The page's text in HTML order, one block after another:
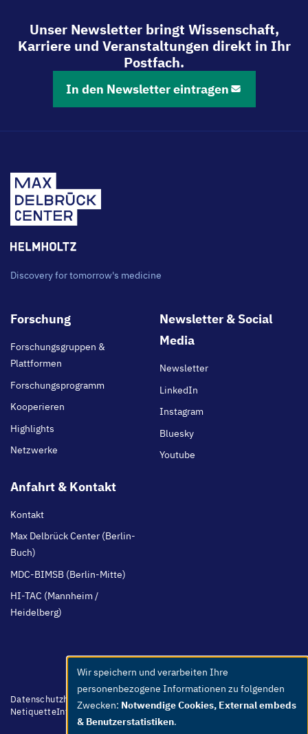
Unser Newsletter bringt Wissenschaft,
Karriere und Veranstaltungen direkt in Ihr
Postfach.
In den Newsletter eintragen
Discovery for tomorrow's medicine
Footer
Forschung
Forschungsgruppen &
Plattformen
Forschungsprogramm
Kooperieren
Highlights
Netzwerke
Newsletter & Social
Media
Newsletter
LinkedIn
Instagram
Bluesky
Youtube
Anfahrt & Kontakt
Kontakt
Max Delbrück Center (Berlin-
Buch)
MDC-BIMSB (Berlin-Mitte)
HI-TAC (Mannheim /
Heidelberg)
Footer
menu
Datenschutzhinweis BarrierefreiheitLeichte Sprache
Whistleblower
NetiquetteInternImpressum
Use
of
personal
data
Wir speichern und verarbeiten Ihre
personenbezogene Informationen zu folgenden
Zwecken: Notwendige Cookies, External embeds
& Benutzerstatistiken.